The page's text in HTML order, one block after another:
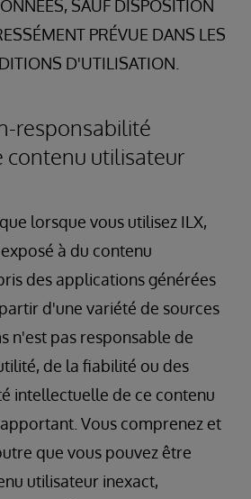
SAUF DISPOSITION
PRÉVUE DANS LES
D'UTILISATION.
responsabilité
contenu utilisateur
lorsque vous utilisez ILX,
à du contenu
des applications générées
d'une variété de sources
n'est pas responsable de
de la fiabilité ou des
intellectuelle de ce contenu
Vous comprenez et
que vous pouvez être
utilisateur inexact,